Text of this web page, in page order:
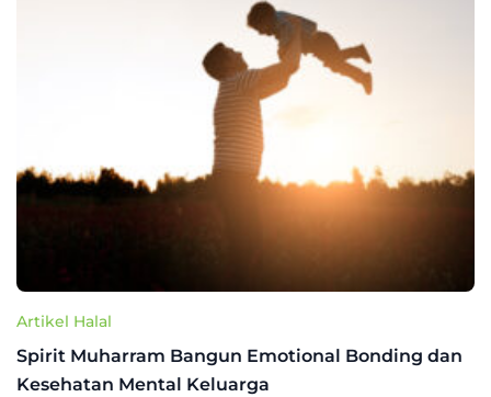
Artikel Halal
Spirit Muharram Bangun Emotional Bonding dan
Kesehatan Mental Keluarga